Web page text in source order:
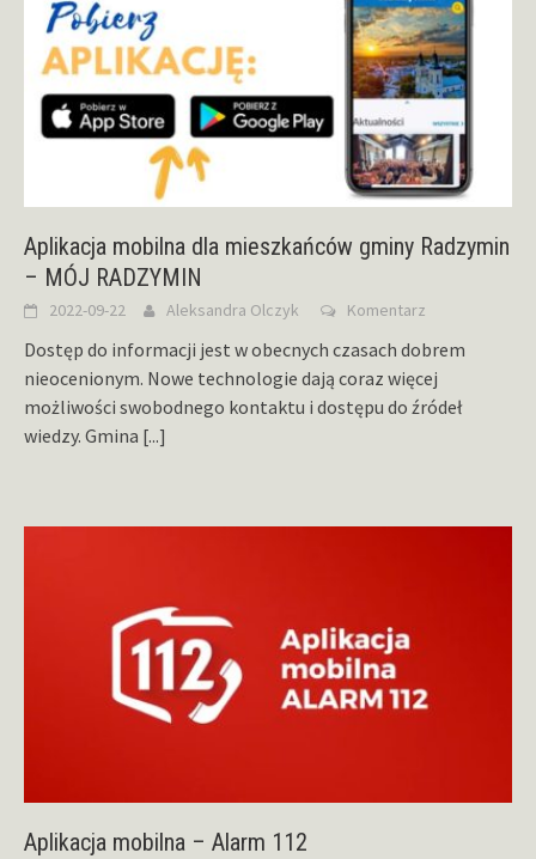
Aplikacja mobilna dla mieszkańców gminy Radzymin
– MÓJ RADZYMIN
2022-09-22 Aleksandra Olczyk Komentarz
Dostęp do informacji jest w obecnych czasach dobrem
nieocenionym. Nowe technologie dają coraz więcej
możliwości swobodnego kontaktu i dostępu do źródeł
wiedzy. Gmina [...]
Aplikacja mobilna – Alarm 112